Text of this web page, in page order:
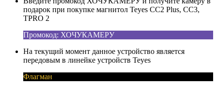
подарок при покупке магнитол Teyes CC2 Plus, CC3,
TPRO 2
Промокод: ХОЧУКАМЕРУ
На текущий момент данное устройство является
передовым в линейке устройств Teyes
Флагман